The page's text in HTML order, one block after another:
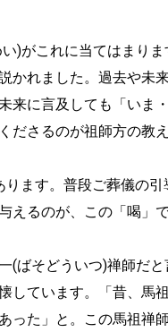
)がこれに当てはまり
かれました。過去や未
来に言及しても「いま
ださるのが祖師方の教え
ます。普段ご葬儀の
えるのが、この「喝」で
(ばそどういつ)禅師だ
しています。「昔、馬
った」と。この馬祖禅